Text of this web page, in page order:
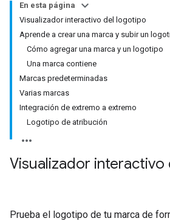
En esta página
Visualizador interactivo del logotipo
Aprende a crear una marca y subir un
Cómo agregar una marca y un logotipo
Una marca contiene
Marcas predeterminadas
Varias marcas
Integración de extremo a extremo
Logotipo de atribución
Visualizador
Prueba el logotipo de tu marca de